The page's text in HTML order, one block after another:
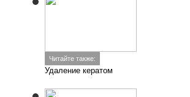
Читайте также:
Удаление кератом